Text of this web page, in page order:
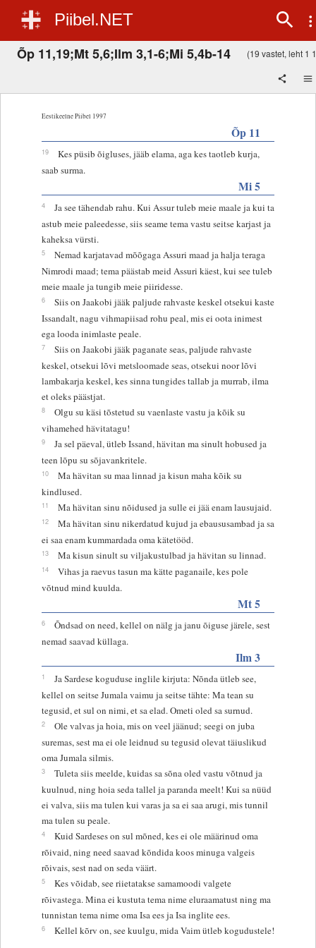
Piibel.NET
Õp 11,19;Mt 5,6;Ilm 3,1-6;Mi 5,4b-14 (19 vastet, leht 1
Eestikeelne Piibel 1997
Õp 11
19
Kes püsib õigluses, jääb elama, aga kes taotleb kurja,
saab surma.
Mi 5
4
Ja see tähendab rahu. Kui Assur tuleb meie maale ja kui ta
astub meie paleedesse, siis seame tema vastu seitse karjast ja
kaheksa vürsti.
5
Nemad karjatavad mõõgaga Assuri maad ja halja teraga
Nimrodi maad; tema päästab meid Assuri käest, kui see tuleb
meie maale ja tungib meie piiridesse.
6
Siis on Jaakobi jääk paljude rahvaste keskel otsekui kaste
Issandalt, nagu vihmapiisad rohu peal, mis ei oota inimest
ega looda inimlaste peale.
7
Siis on Jaakobi jääk paganate seas, paljude rahvaste
keskel, otsekui lõvi metsloomade seas, otsekui noor lõvi
lambakarja keskel, kes sinna tungides tallab ja murrab, ilma
et oleks päästjat.
8
Olgu su käsi tõstetud su vaenlaste vastu ja kõik su
vihamehed hävitatagu!
9
Ja sel päeval, ütleb Issand, hävitan ma sinult hobused ja
teen lõpu su sõjavankritele.
10
Ma hävitan su maa linnad ja kisun maha kõik su
kindlused.
11 Ma hävitan sinu nõidused ja sulle ei jää enam lausujaid.
12
Ma hävitan sinu nikerdatud kujud ja ebaususambad ja sa
ei saa enam kummardada oma kätetööd.
13 Ma kisun sinult su viljakustulbad ja hävitan su linnad.
14
Vihas ja raevus tasun ma kätte paganaile, kes pole
võtnud mind kuulda.
Mt 5
6
Õndsad on need, kellel on nälg ja janu õiguse järele, sest
nemad saavad küllaga.
Ilm 3
1
Ja Sardese koguduse inglile kirjuta: Nõnda ütleb see,
kellel on seitse Jumala vaimu ja seitse tähte: Ma tean su
tegusid, et sul on nimi, et sa elad. Ometi oled sa surnud.
2
Ole valvas ja hoia, mis on veel jäänud; seegi on juba
suremas, sest ma ei ole leidnud su tegusid olevat täiuslikud
oma Jumala silmis.
3
Tuleta siis meelde, kuidas sa sõna oled vastu võtnud ja
kuulnud, ning hoia seda tallel ja paranda meelt! Kui sa nüüd
ei valva, siis ma tulen kui varas ja sa ei saa arugi, mis tunnil
ma tulen su peale.
4
Kuid Sardeses on sul mõned, kes ei ole määrinud oma
rõivaid, ning need saavad kõndida koos minuga valgeis
rõivais, sest nad on seda väärt.
5
Kes võidab, see riietatakse samamoodi valgete
rõivastega. Mina ei kustuta tema nime eluraamatust ning ma
tunnistan tema nime oma Isa ees ja Isa inglite ees.
6 Kellel kõrv on, see kuulgu, mida Vaim ütleb kogudustele!